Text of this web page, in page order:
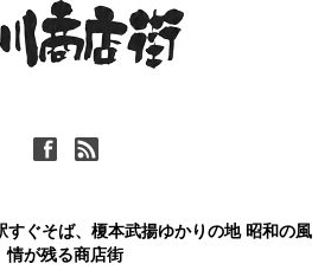
ä ñ
ぐそば、榎本武揚ゆかりの地 昭和の風
情が残る商店街